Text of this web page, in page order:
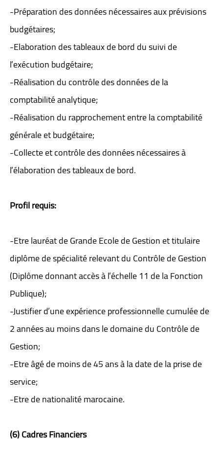
-Préparation des données nécessaires aux prévisions
budgétaires;
-Elaboration des tableaux de bord du suivi de
l’exécution budgétaire;
-Réalisation du contrôle des données de la
comptabilité analytique;
-Réalisation du rapprochement entre la comptabilité
générale et budgétaire;
-Collecte et contrôle des données nécessaires à
l’élaboration des tableaux de bord.
Profil requis:
-Etre lauréat de Grande Ecole de Gestion et titulaire
diplôme de spécialité relevant du Contrôle de Gestion
(Diplôme donnant accès à l’échelle 11 de la Fonction
Publique);
-Justifier d’une expérience professionnelle cumulée de
2 années au moins dans le domaine du Contrôle de
Gestion;
-Etre âgé de moins de 45 ans à la date de la prise de
service;
-Etre de nationalité marocaine.
(6) Cadres Financiers